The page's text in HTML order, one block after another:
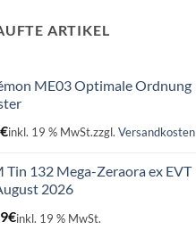
ARTIKEL
ME03 Optimale Ordnung
€inkl. 19 % MwSt.zzgl. Versandkosten
Tin 132 Mega-Zeraora ex EVT
2026
€inkl. 19 % MwSt.